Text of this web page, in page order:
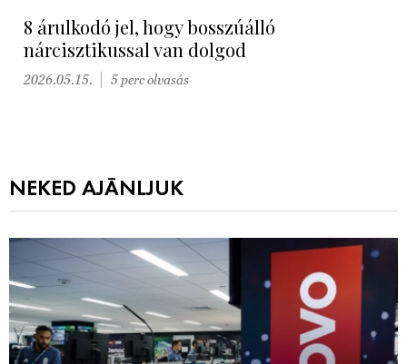
8 árulkodó jel, hogy bosszúálló
nárcisztikussal van dolgod
2026.05.15. 5 perc olvasás
NEKED AJÁNLJUK